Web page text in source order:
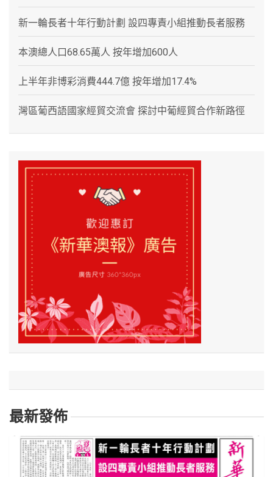
新一輪長者十年行動計劃 設四專責小組推動長者服務
本澳總人口68.65萬人 按年增加600人
上半年非博彩消費444.7億 按年增加17.4%
灣區葡西語國家經貿交流會 探討中葡經貿合作新路徑
最新發佈